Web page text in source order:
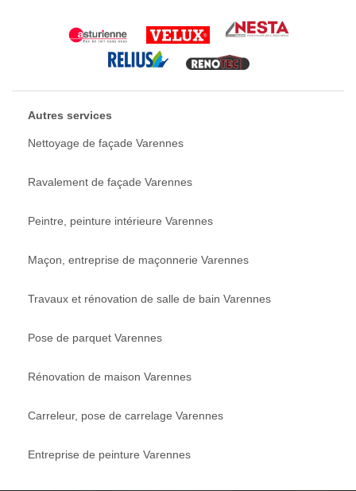
Autres services
Nettoyage de façade Varennes
Ravalement de façade Varennes
Peintre, peinture intérieure Varennes
Maçon, entreprise de maçonnerie Varennes
Travaux et rénovation de salle de bain Varennes
Pose de parquet Varennes
Rénovation de maison Varennes
Carreleur, pose de carrelage Varennes
Entreprise de peinture Varennes